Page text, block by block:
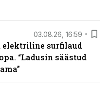
03.08.26, 16:59
elektriline surfilaud
“Ladusin säästud